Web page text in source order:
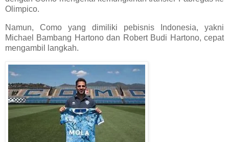
Olimpico.
Namun, Como yang dimiliki pebisnis Indonesia, yakni
Michael Bambang Hartono dan Robert Budi Hartono, cepat
mengambil langkah.